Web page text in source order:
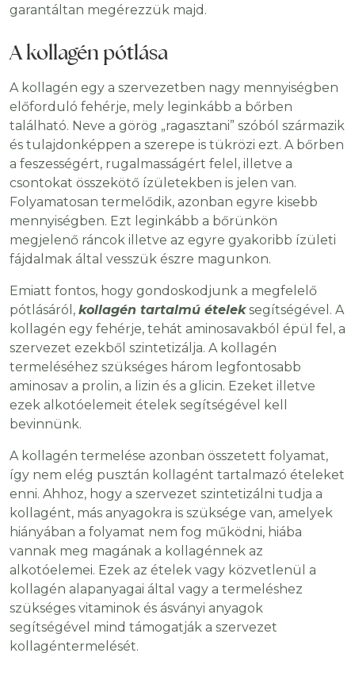
garantáltan megérezzük majd.
A kollagén pótlása
A kollagén egy a szervezetben nagy mennyiségben
előforduló fehérje, mely leginkább a bőrben
található. Neve a görög „ragasztani” szóból származik
és tulajdonképpen a szerepe is tükrözi ezt. A bőrben
a feszességért, rugalmasságért felel, illetve a
csontokat összekötő ízületekben is jelen van.
Folyamatosan termelődik, azonban egyre kisebb
mennyiségben. Ezt leginkább a bőrünkön
megjelenő ráncok illetve az egyre gyakoribb ízületi
fájdalmak által vesszük észre magunkon.
Emiatt fontos, hogy gondoskodjunk a megfelelő
pótlásáról, kollagén tartalmú ételeksegítségével. A
kollagén egy fehérje, tehát aminosavakból épül fel, a
szervezet ezekből szintetizálja. A kollagén
termeléséhez szükséges három legfontosabb
aminosav a prolin, a lizin és a glicin. Ezeket illetve
ezek alkotóelemeit ételek segítségével kell
bevinnünk.
A kollagén termelése azonban összetett folyamat,
így nem elég pusztán kollagént tartalmazó ételeket
enni. Ahhoz, hogy a szervezet szintetizálni tudja a
kollagént, más anyagokra is szüksége van, amelyek
hiányában a folyamat nem fog működni, hiába
vannak meg magának a kollagénnek az
alkotóelemei. Ezek az ételek vagy közvetlenül a
kollagén alapanyagai által vagy a termeléshez
szükséges vitaminok és ásványi anyagok
segítségével mind támogatják a szervezet
kollagéntermelését.